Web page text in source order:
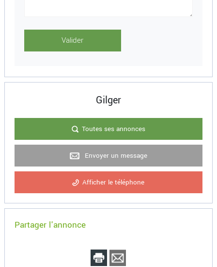
Gilger
Toutes ses annonces
Envoyer un message
Afficher le téléphone
Partager l'annonce